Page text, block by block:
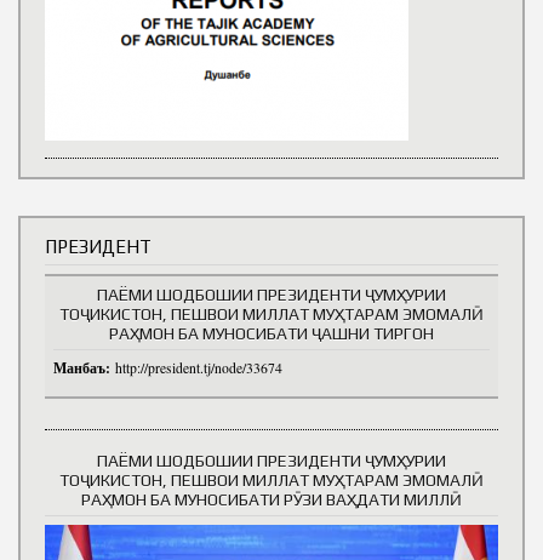
ПРЕЗИДЕНТ
ПАЁМИ ШОДБОШИИ ПРЕЗИДЕНТИ ҶУМҲУРИИ
ТОҶИКИСТОН, ПЕШВОИ МИЛЛАТ МУҲТАРАМ ЭМОМАЛӢ
РАҲМОН БА МУНОСИБАТИ ҶАШНИ ТИРГОН
Манбаъ: http://president.tj/node/33674
ПАЁМИ ШОДБОШИИ ПРЕЗИДЕНТИ ҶУМҲУРИИ
ТОҶИКИСТОН, ПЕШВОИ МИЛЛАТ МУҲТАРАМ ЭМОМАЛӢ
РАҲМОН БА МУНОСИБАТИ РӮЗИ ВАҲДАТИ МИЛЛӢ